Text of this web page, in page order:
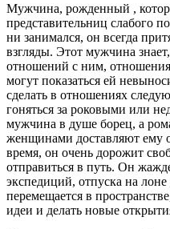
Мужчина, рожденный ,
представительниц слабого
ни занимался, он всегда
взгляды. Этот мужчина
отношений с ним,
могут показаться ей
сделать в отношениях
гоняться за роковыми или
мужчина в душе борец, а
женщинами доставляют ему
время, он очень дорожит
отправиться в путь. Он
экспедиций, отпуска на
перемещается в
идеи и делать новые